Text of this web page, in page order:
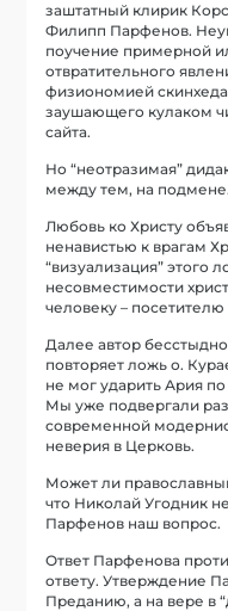
заштатный клирик
Филипп Парфенов.
поучение примерной
отвратительного
физиономией
заушающего кулаком
сайта.
Но “неотразимая”
между тем, на подмене.
Любовь ко Христу
ненавистью к врагам
“визуализация” этого
несовместимости
человеку – посетителю
Далее автор
повторяет ложь о.
не мог ударить Ария по
Мы уже подвергали
современной
неверия в Церковь.
Может ли
что Николай Угодник
Парфенов наш вопрос.
Ответ Парфенова
ответу. Утверждение
Преданию, а на вере в